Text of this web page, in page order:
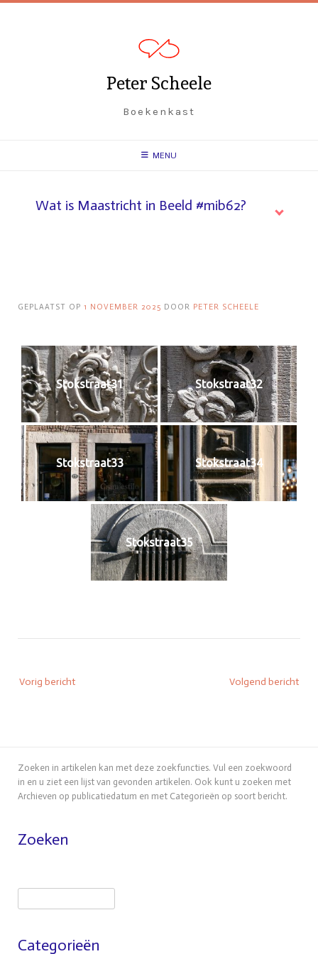
Spring
Peter Scheele
Boekenkast
MENU
Wat is Maastricht in Beeld #mib62?
GEPLAATST OP 1 NOVEMBER 2025 DOOR PETER SCHEELE
Stokstraat31 Stokstraat32
Stokstraat33 Stokstraat34
Stokstraat35
navigatie
Vorig bericht Volgend bericht
Zoeken in artikelen kan met deze zoekfuncties. Vul een zoekwoord
in en u ziet een lijst van gevonden artikelen. Ook kunt u zoeken met
Archieven op publicatiedatum en met Categorieën op soort bericht.
Zoeken
Categorieën